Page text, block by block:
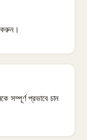
করুন।
সম্পূর্ণ প্রভাবে চান